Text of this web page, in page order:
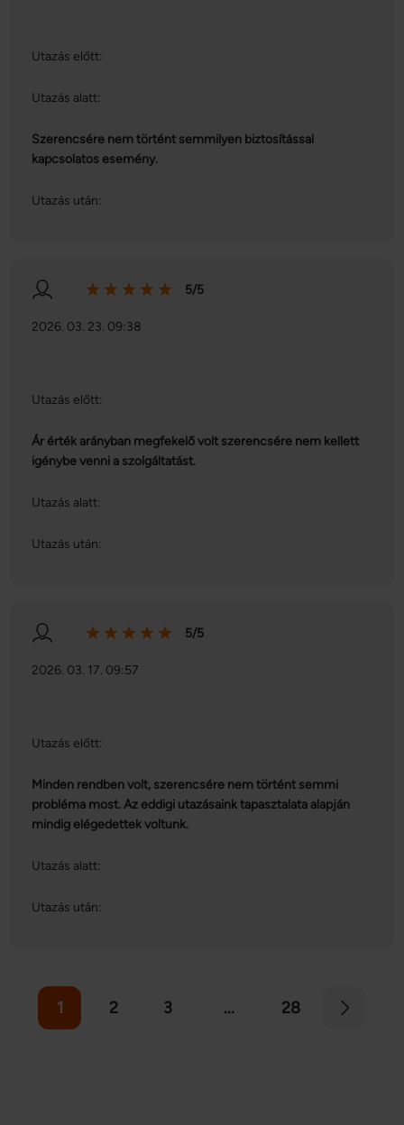
Utazás előtt:
Utazás alatt:
Szerencsére nem történt semmilyen biztosítással
kapcsolatos esemény.
Utazás után:
5/5
2026. 03. 23. 09:38
Utazás előtt:
Ár érték arányban megfekelő volt szerencsére nem kellett
igénybe venni a szolgáltatást.
Utazás alatt:
Utazás után:
5/5
2026. 03. 17. 09:57
Utazás előtt:
Minden rendben volt, szerencsére nem történt semmi
probléma most. Az eddigi utazásaink tapasztalata alapján
mindig elégedettek voltunk.
Utazás alatt:
Utazás után:
1 2 3 ... 28